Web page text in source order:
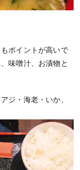
ポイントが高いで
味噌汁、お漬物と
ジ・海老・いか、